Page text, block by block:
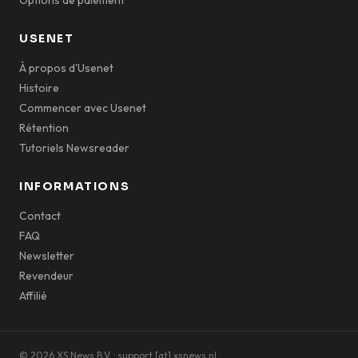
USENET
À propos d'Usenet
Histoire
Commencer avec Usenet
Rétention
Tutoriels Newsreader
INFORMATIONS
Contact
FAQ
Newsletter
Revendeur
Affilié
© 2026 XS News B.V. · support [at] xsnews.nl